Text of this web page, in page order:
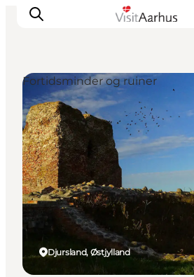
Oplevelser
Kalender
Byer og steder
Planlæg ferien
Transport
Djursland, Østjylland
Fortidsminder og ruiner